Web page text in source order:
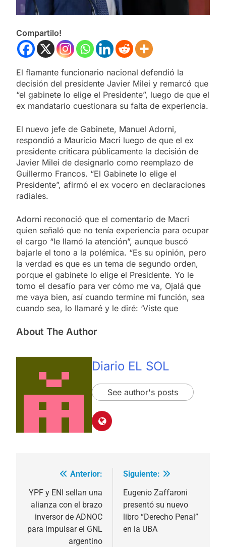
Compartilo!
El flamante funcionario nacional defendió la
decisión del presidente Javier Milei y remarcó que
“el gabinete lo elige el Presidente”, luego de que el
ex mandatario cuestionara su falta de experiencia.
El nuevo jefe de Gabinete, Manuel Adorni,
respondió a Mauricio Macri luego de que el ex
presidente criticara públicamente la decisión de
Javier Milei de designarlo como reemplazo de
Guillermo Francos. “El Gabinete lo elige el
Presidente”, afirmó el ex vocero en declaraciones
radiales.
Adorni reconoció que el comentario de Macri
quien señaló que no tenía experiencia para ocupar
el cargo “le llamó la atención”, aunque buscó
bajarle el tono a la polémica. “Es su opinión, pero
la verdad es que es un tema de segundo orden,
porque el gabinete lo elige el Presidente. Yo le
tomo el desafío para ver cómo me va, Ojalá que
me vaya bien, así cuando termine mi función, sea
cuando sea, lo llamaré y le diré: ‘Viste que
About The Author
Diario EL SOL
See author's posts
Navegación
de
entradas
Anterior:
YPF y ENI sellan una
alianza con el brazo
inversor de ADNOC
para impulsar el GNL
argentino
Siguiente:
Eugenio Zaffaroni
presentó su nuevo
libro “Derecho Penal”
en la UBA